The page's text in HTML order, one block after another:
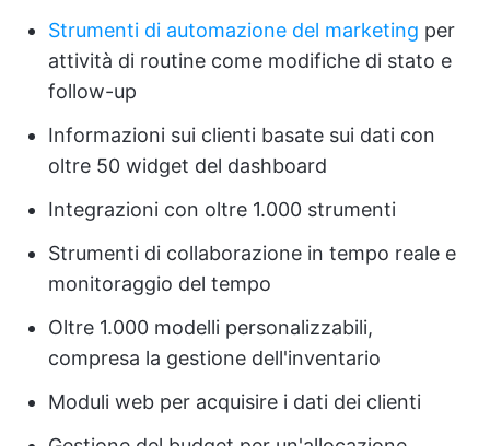
Strumenti di automazione del marketing per
attività di routine come modifiche di stato e
follow-up
Informazioni sui clienti basate sui dati con
oltre 50 widget del dashboard
Integrazioni con oltre 1.000 strumenti
Strumenti di collaborazione in tempo reale e
monitoraggio del tempo
Oltre 1.000 modelli personalizzabili,
compresa la gestione dell'inventario
Moduli web per acquisire i dati dei clienti